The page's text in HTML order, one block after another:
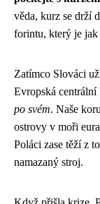
věda, kurz se drží
forintu, který je jak
Zatímco Slováci
Evropská centrální
po svém. Naše
ostrovy v moři
Poláci zase těží z
namazaný stroj.